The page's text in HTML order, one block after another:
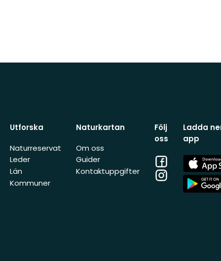
Utforska
Naturreservat
Leder
Län
Kommuner
Naturkartan
Om oss
Guider
Kontaktuppgifter
Följ
oss
Facebook
Instagram
Ladda
app
App
Store
App
Store